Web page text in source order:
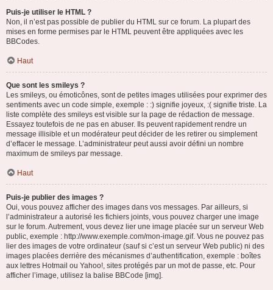
Puis-je utiliser le HTML ?
Non, il n’est pas possible de publier du HTML sur ce forum. La plupart des
mises en forme permises par le HTML peuvent être appliquées avec les
BBCodes.
Haut
Que sont les smileys ?
Les smileys, ou émoticônes, sont de petites images utilisées pour exprimer des
sentiments avec un code simple, exemple : :) signifie joyeux, :( signifie triste. La
liste complète des smileys est visible sur la page de rédaction de message.
Essayez toutefois de ne pas en abuser. Ils peuvent rapidement rendre un
message illisible et un modérateur peut décider de les retirer ou simplement
d’effacer le message. L’administrateur peut aussi avoir défini un nombre
maximum de smileys par message.
Haut
Puis-je publier des images ?
Oui, vous pouvez afficher des images dans vos messages. Par ailleurs, si
l’administrateur a autorisé les fichiers joints, vous pouvez charger une image
sur le forum. Autrement, vous devez lier une image placée sur un serveur Web
public, exemple : http://www.exemple.com/mon-image.gif. Vous ne pouvez pas
lier des images de votre ordinateur (sauf si c’est un serveur Web public) ni des
images placées derrière des mécanismes d’authentification, exemple : boîtes
aux lettres Hotmail ou Yahoo!, sites protégés par un mot de passe, etc. Pour
afficher l’image, utilisez la balise BBCode [img].